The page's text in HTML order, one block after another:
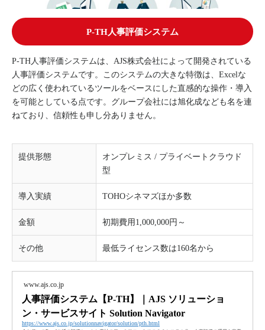
P-TH人事評価システム
P-TH人事評価システムは、AJS株式会社によって開発されている
人事評価システムです。このシステムの大きな特徴は、Excelな
どの広く使われているツールをベースにした直感的な操作・導入
を可能としている点です。グループ会社には旭化成なども名を連
ねており、信頼性も申し分ありません。
提供形態
オンプレミス / プライベートクラウド
型
導入実績 TOHOシネマズほか多数
金額 初期費用1,000,000円～
その他 最低ライセンス数は160名から
www.ajs.co.jp
人事評価システム【P-TH】｜AJS ソリューショ
ン・サービスサイト Solution Navigator
https://www.ajs.co.jp/solutionnavigator/solution/pth.html